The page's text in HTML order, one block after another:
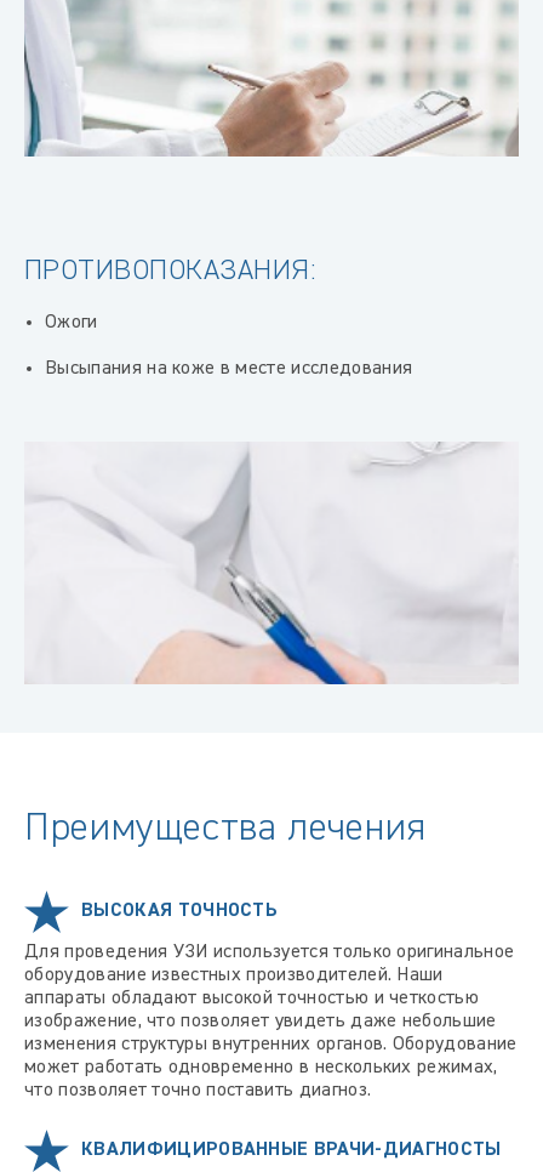
ПРОТИВОПОКАЗАНИЯ:
Ожоги
Высыпания на коже в месте исследования
Преимущества лечения
ВЫСОКАЯ ТОЧНОСТЬ
Для проведения УЗИ используется только оригинальное
оборудование известных производителей. Наши
аппараты обладают высокой точностью и четкостью
изображение, что позволяет увидеть даже небольшие
изменения структуры внутренних органов. Оборудование
может работать одновременно в нескольких режимах,
что позволяет точно поставить диагноз.
КВАЛИФИЦИРОВАННЫЕ ВРАЧИ-ДИАГНОСТЫ